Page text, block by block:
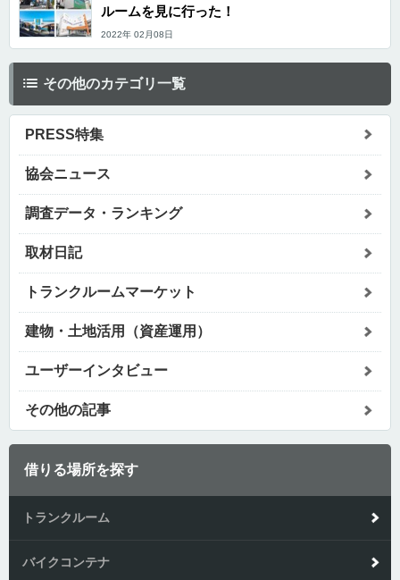
ルームを見に行った！
2022年 02月08日
その他のカテゴリ一覧
PRESS特集
協会ニュース
調査データ・ランキング
取材日記
トランクルームマーケット
建物・土地活用（資産運用）
ユーザーインタビュー
その他の記事
借りる場所を探す
トランクルーム
バイクコンテナ